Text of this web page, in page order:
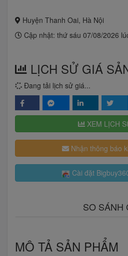
Huyện Thanh Oai, Hà Nội
Cập nhật: thứ sáu 07/08/2026
LỊCH SỬ GIÁ
Đang tải lịch sử giá...
XEM LỊCH
Nhận thông báo
Cài đặt
SO SÁNH
MÔ TẢ SẢN PHẨM